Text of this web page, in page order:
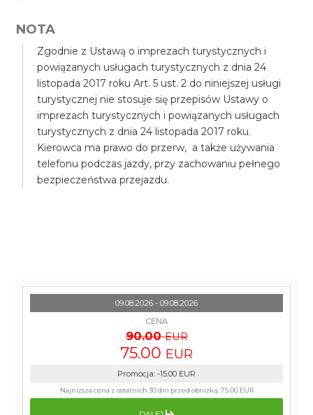
NOTA
Zgodnie z Ustawą o imprezach turystycznych i
powiązanych usługach turystycznych z dnia 24
listopada 2017 roku Art. 5 ust. 2 do niniejszej usługi
turystycznej nie stosuje się przepisów Ustawy o
imprezach turystycznych i powiązanych usługach
turystycznych z dnia 24 listopada 2017 roku.
Kierowca ma prawo do przerw, a także używania
telefonu podczas jazdy, przy zachowaniu pełnego
bezpieczeństwa przejazdu.
09.08.2026 - 09.08.2026
CENA
90.00 EUR
75.00 EUR
Promocja: -15.00 EUR
Najniższa cena z ostatnich 30 dni przed obniżką:75.00 EUR